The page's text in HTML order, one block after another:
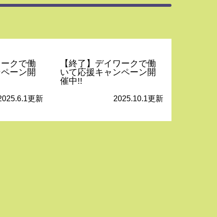
クで働
ーン開
更新
【終了】デイワークで働
いて応援キャンペーン開
催中!!
2025.10.1更新